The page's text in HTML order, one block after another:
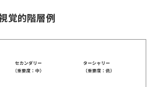
覚的階層例